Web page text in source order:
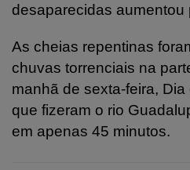
desaparecidas aumentou
As cheias repentinas
chuvas torrenciais na
manhã de sexta-feira,
que fizeram o rio
em apenas 45 minutos.